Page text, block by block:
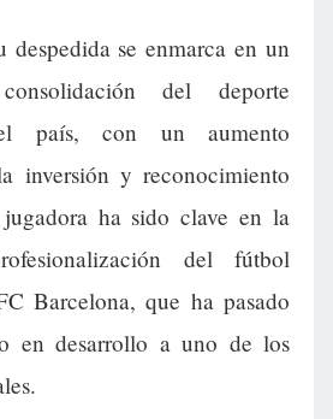
despedida se enmarca en un
del deporte
país, con un aumento
inversión y reconocimiento
ha sido clave en la
del fútbol
Barcelona, que ha pasado
en desarrollo a uno de los